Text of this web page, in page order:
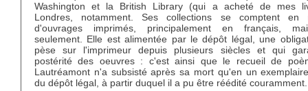
Washington et la British Library (qui a acheté de mes
Londres, notamment. Ses collections se comptent en
d'ouvrages imprimés, principalement en français,
seulement. Elle est alimentée par le dépôt légal, une
pèse sur l'imprimeur depuis plusieurs siècles et qui
postérité des oeuvres : c'est ainsi que le recueil de
Lautréamont n'a subsisté après sa mort qu'en un
du dépôt légal, à partir duquel il a pu être réédité couramment.